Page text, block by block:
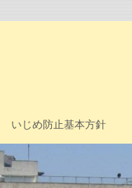
いじめ防止基本方針